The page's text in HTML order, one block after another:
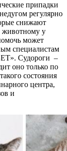
припадки
регулярно
снижают
животному у
может
специалистам
Судороги –
оно только по
состояния
центра,
и